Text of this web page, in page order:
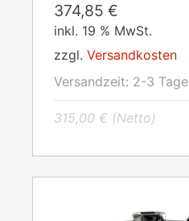
374,85 €
inkl. 19 % MwSt.
zzgl. Versandkosten
Versandzeit: 2-3 Tage
315,00 € (Netto)